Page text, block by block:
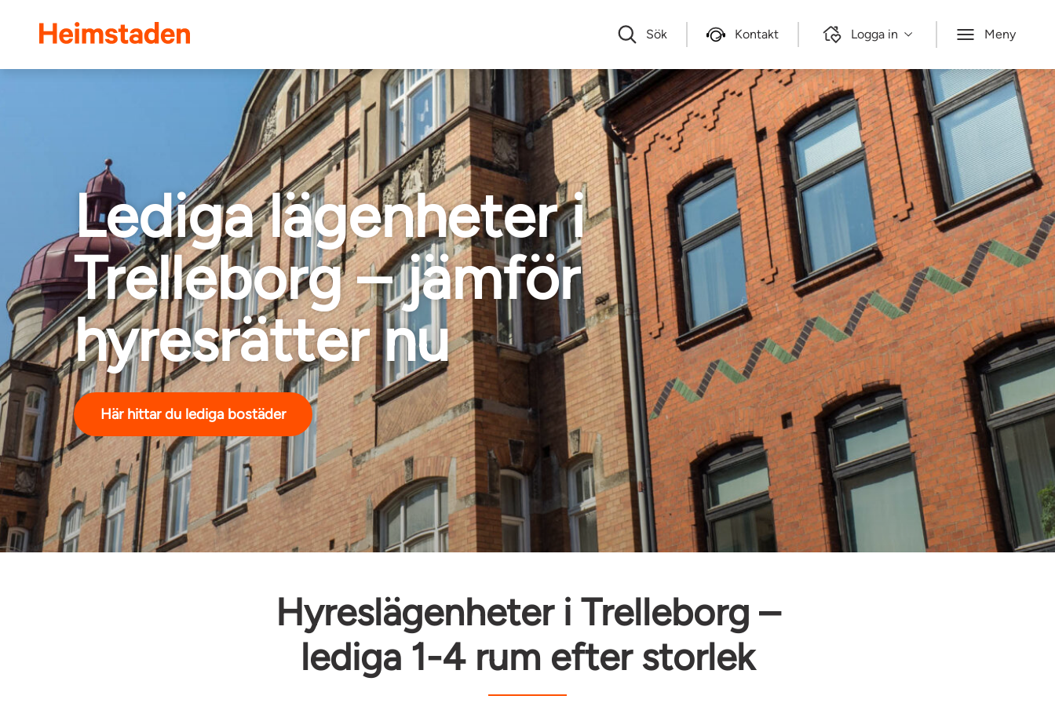
Heimstaden Sök Kontakt Logga in Meny
Lediga lägenheter i
Trelleborg – jämför
hyresrätter nu
Här hittar du lediga bostäder
Hyreslägenheter i Trelleborg –
lediga 1-4 rum efter storlek